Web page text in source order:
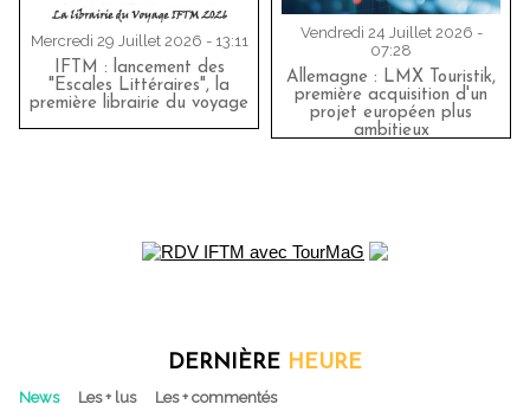
Mercredi 29 Juillet 2026 - 13:11
IFTM : lancement des
"Escales Littéraires", la
première librairie du voyage
Vendredi 24 Juillet 2026 -
07:28
Allemagne : LMX Touristik,
première acquisition d'un
projet européen plus
ambitieux
DERNIÈRE HEURE
News Les + lus Les + commentés